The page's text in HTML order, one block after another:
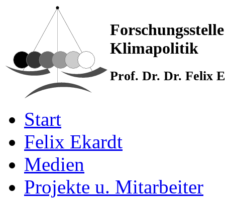
Klimapolitik
Prof. Dr. Dr. Felix
Start
Felix Ekardt
Medien
Projekte u. Mitarbeiter